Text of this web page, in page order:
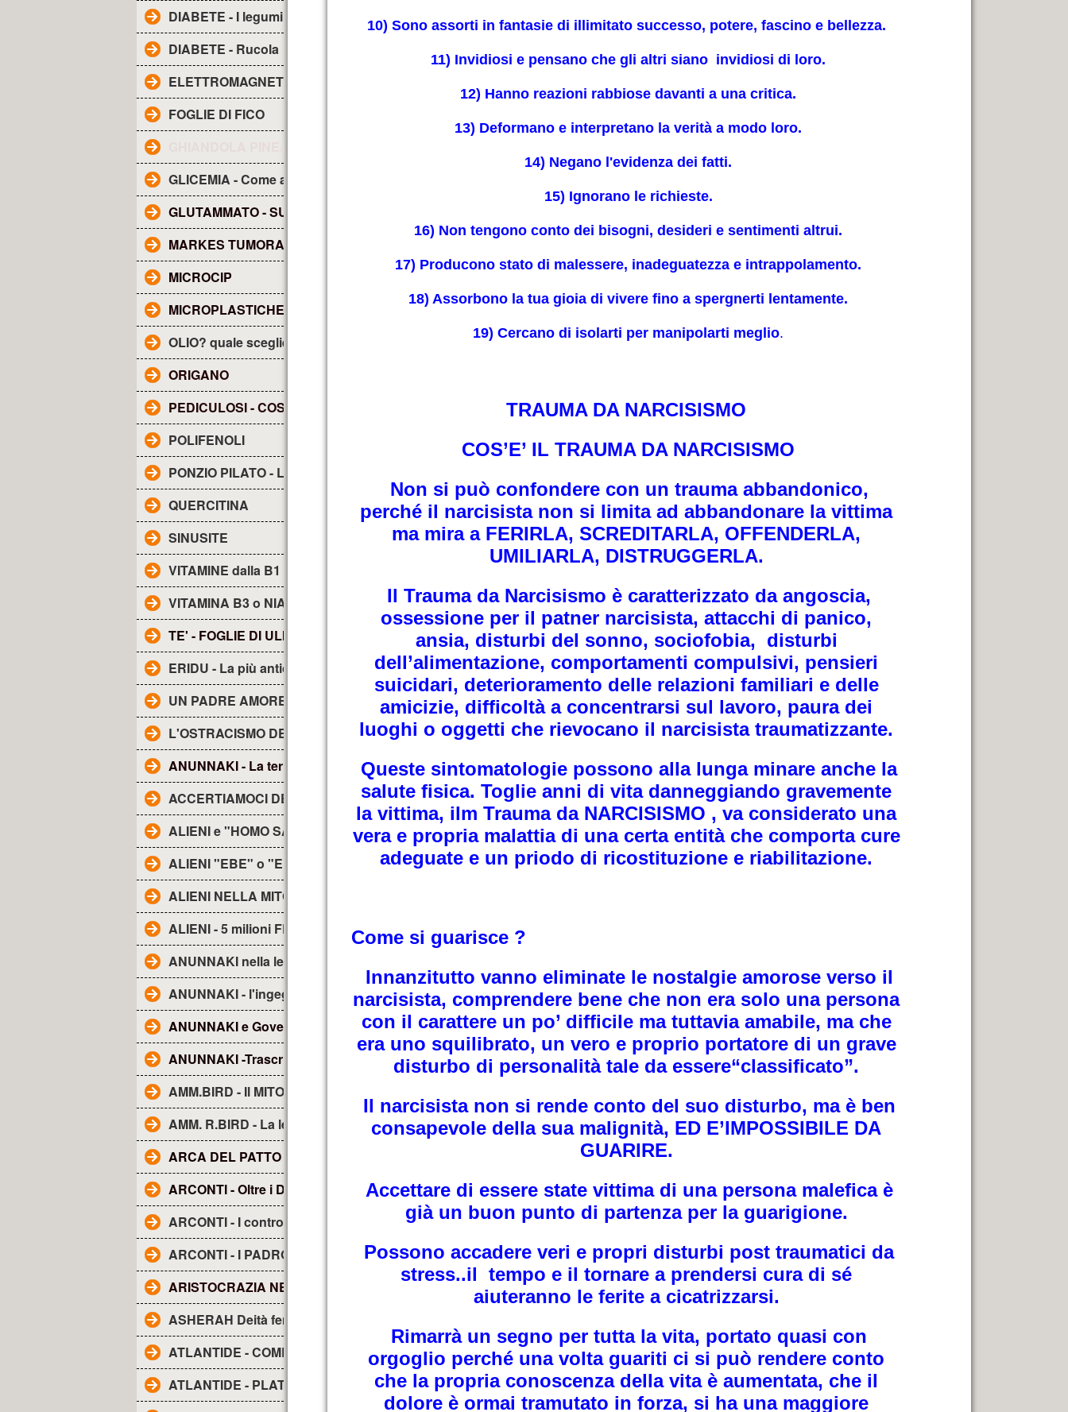
DIABETE - I legumi
DIABETE - Rucola
ELETTROMAGNETISMO - Inquinamento
FOGLIE DI FICO
GLICEMIA - Come abbassarla
GLUTAMMATO - SUE CARATTERISTICHE E FUNZIONI
MARKES TUMORALI
MICROCIP
MICROPLASTICHE NEL SANGUE
OLIO? quale scegliere?
ORIGANO
PEDICULOSI - COS'E'?
POLIFENOLI
PONZIO PILATO - Lettera a TIBERIO
QUERCITINA
SINUSITE
VITAMINE dalla B1 alla B17
VITAMINA B3 o NIACINA
TE' - FOGLIE DI ULIVO
ERIDU - La più antica città del mondo
UN PADRE AMOREVOLE -
L'OSTRACISMO DEI TG
ANUNNAKI - La terra degli......
ACCERTIAMOCI DELLE COSE INSEGNATE
ALIENI e "HOMO SAPIENS"
ALIENI "EBE" o "EBENS"-
ALIENI NELLA MITOLOGIA
ALIENI - 5 milioni FRA NOI
ANUNNAKI nella lett. religiosa
ANUNNAKI - l'ingegneria genetica
ANUNNAKI e Governo Ombra
ANUNNAKI -Trascrizione dal filmato
AMM.BIRD - Il MITO della TERRA CAVA
AMM. R.BIRD - La leggenda della TERRA CAVA
ARCA DEL PATTO O DELL'ALLEANZA
ARCONTI - Oltre i Demoni e gli Angeli
ARCONTI - I controllori segreti della razza umana
ARCONTI - I PADRONI DEL MONDO
ARISTOCRAZIA NERA. La..
ASHERAH Deità femminile
ATLANTIDE - COME I RE DIVENTARONO DEI
ATLANTIDE - PLATONE
10) Sono assorti in fantasie di illimitato successo, potere, fascino e bellezza.
11) Invidiosi e pensano che gli altri siano invidiosi di loro.
12) Hanno reazioni rabbiose davanti a una critica.
13) Deformano e interpretano la verità a modo loro.
14) Negano l'evidenza dei fatti.
15) Ignorano le richieste.
16) Non tengono conto dei bisogni, desideri e sentimenti altrui.
17) Producono stato di malessere, inadeguatezza e intrappolamento.
18) Assorbono la tua gioia di vivere fino a spergnerti lentamente.
19) Cercano di isolarti per manipolarti meglio.
TRAUMA DA NARCISISMO
COS’E’ IL TRAUMA DA NARCISISMO
Non si può confondere con un trauma abbandonico,
perché il narcisista non si limita ad abbandonare la vittima
ma mira a FERIRLA, SCREDITARLA, OFFENDERLA,
UMILIARLA, DISTRUGGERLA.
Il Trauma da Narcisismo è caratterizzato da angoscia,
ossessione per il patner narcisista, attacchi di panico,
ansia, disturbi del sonno, sociofobia, disturbi
dell’alimentazione, comportamenti compulsivi, pensieri
suicidari, deterioramento delle relazioni familiari e delle
amicizie, difficoltà a concentrarsi sul lavoro, paura dei
luoghi o oggetti che rievocano il narcisista traumatizzante.
Queste sintomatologie possono alla lunga minare anche la
salute fisica. Toglie anni di vita danneggiando gravemente
la vittima, ilm Trauma da NARCISISMO , va considerato una
vera e propria malattia di una certa entità che comporta cure
adeguate e un priodo di ricostituzione e riabilitazione.
Come si guarisce ?
Innanzitutto vanno eliminate le nostalgie amorose verso il
narcisista, comprendere bene che non era solo una persona
con il carattere un po’ difficile ma tuttavia amabile, ma che
era uno squilibrato, un vero e proprio portatore di un grave
disturbo di personalità tale da essere“classificato”.
Il narcisista non si rende conto del suo disturbo, ma è ben
consapevole della sua malignità, ED E’IMPOSSIBILE DA
GUARIRE.
Accettare di essere state vittima di una persona malefica è
già un buon punto di partenza per la guarigione.
Possono accadere veri e propri disturbi post traumatici da
stress..il tempo e il tornare a prendersi cura di sé
aiuteranno le ferite a cicatrizzarsi.
Rimarrà un segno per tutta la vita, portato quasi con
orgoglio perché una volta guariti ci si può rendere conto
che la propria conoscenza della vita è aumentata, che il
dolore è ormai tramutato in forza, si ha una maggiore